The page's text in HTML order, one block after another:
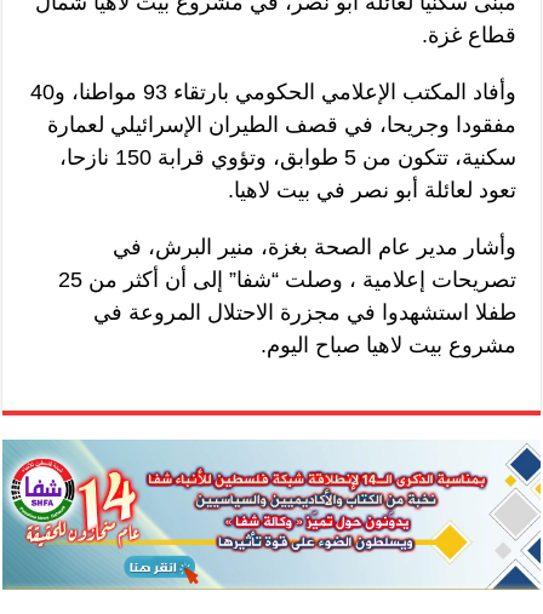
قطاع غزة.
وأفاد المكتب الإعلامي الحكومي بارتقاء 93 مواطنا، و40
مفقودا وجريحا، في قصف الطيران الإسرائيلي لعمارة
سكنية، تتكون من 5 طوابق، وتؤوي قرابة 150 نازحا،
تعود لعائلة أبو نصر في بيت لاهيا.
وأشار مدير عام الصحة بغزة، منير البرش، في
تصريحات إعلامية ، وصلت “شفا” إلى أن أكثر من 25
طفلا استشهدوا في مجزرة الاحتلال المروعة في
مشروع بيت لاهيا صباح اليوم.